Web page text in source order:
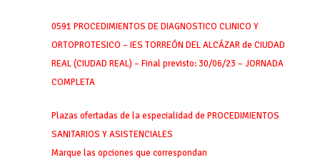
0591 PROCEDIMIENTOS DE DIAGNOSTICO CLINICO Y
ORTOPROTESICO – IES TORREÓN DEL ALCÁZAR de CIUDAD
REAL (CIUDAD REAL) – Final previsto: 30/06/23 – JORNADA
COMPLETA
Plazas ofertadas de la especialidad de PROCEDIMIENTOS
SANITARIOS Y ASISTENCIALES
Marque las opciones que correspondan